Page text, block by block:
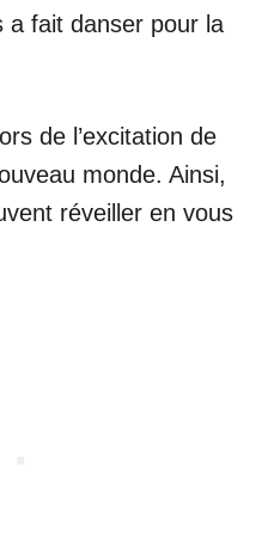
a fait danser pour la
de l’excitation de
monde. Ainsi,
réveiller en vous